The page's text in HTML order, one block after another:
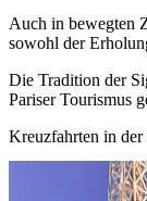
Auch in bewegten
sowohl der
Die Tradition der
Pariser Tourismus
Kreuzfahrten in